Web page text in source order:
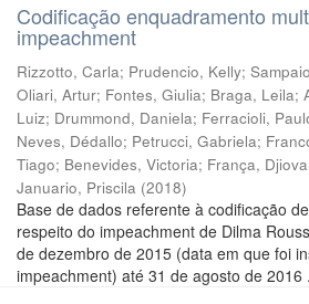
Codificação enquadramento
impeachment
Rizzotto, Carla; Prudencio, Kelly;
Oliari, Artur; Fontes, Giulia; Braga, Leila;
Luiz; Drummond, Daniela; Ferracioli,
Neves, Dédallo; Petrucci, Gabriela;
Tiago; Benevides, Victoria; França,
Januario, Priscila (2018)
Base de dados referente à codificação
respeito do impeachment de Dilma
de dezembro de 2015 (data em que foi
impeachment) até 31 de agosto de 2016